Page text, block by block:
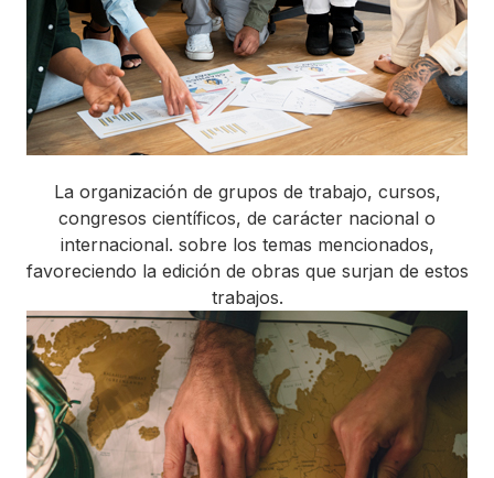
La organización de grupos de trabajo, cursos,
congresos científicos, de carácter nacional o
internacional. sobre los temas mencionados,
favoreciendo la edición de obras que surjan de estos
trabajos.